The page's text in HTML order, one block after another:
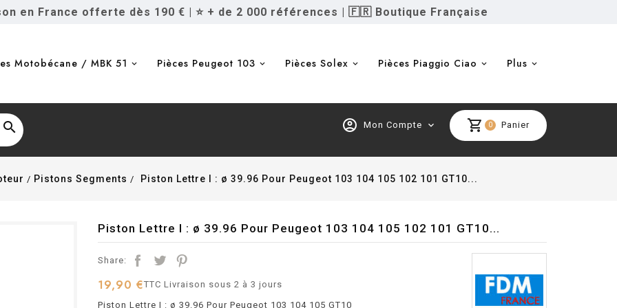
en France offerte dès 190 € | ⭐ + de 2 000 références | 🇫🇷 Boutique Française
Motobécane / MBK 51 Pièces Peugeot 103 Pièces Solex Pièces Piaggio Ciao Plus
 shopping_cart 0 Panier
account_circle Mon Compte expand_more
Pistons Segments Piston Lettre I : ø 39.96 Pour Peugeot 103 104 105 102 101 GT10...
Piston Lettre I : ø 39.96 Pour Peugeot 103 104 105 102 101 GT10...
Share:
19,90 €TTC Livraison sous 2 à 3 jours
Piston Lettre I : ø 39.96 Pour Peugeot 103 104 105 GT10